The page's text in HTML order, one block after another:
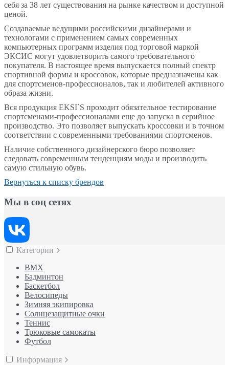
себя за 38 лет существования на рынке качеством и доступной
ценой.
Создаваемые ведущими российскими дизайнерами и
технологами с применением самых современных
компьютерных программ изделия под торговой маркой
ЭКСИС могут удовлетворить самого требовательного
покупателя. В настоящее время выпускается полный спектр
спортивной формы и кроссовок, которые предназначены как
для спортсменов-профессионалов, так и любителей активного
образа жизни.
Вся продукция EKSI`S проходит обязательное тестирование
спортсменами-профессионалами еще до запуска в серийное
производство. Это позволяет выпускать кроссовки и в точном
соответствии с современными требованиями спортсменов.
Наличие собственного дизайнерского бюро позволяет
следовать современным тенденциям моды и производить
самую стильную обувь.
Вернуться к списку брендов
Мы в соц сетях
Категории
BMX
Бадминтон
Баскетбол
Велосипеды
Зимняя экипировка
Солнцезащитные очки
Теннис
Трюковые самокаты
Футбол
Информация